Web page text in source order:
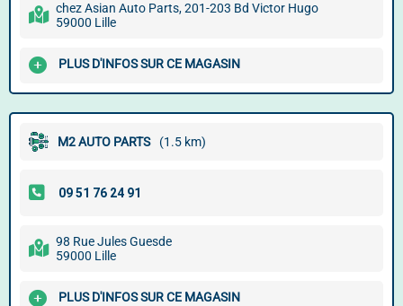
chez Asian Auto Parts, 201-203 Bd Victor Hugo
59000 Lille
PLUS D'INFOS SUR CE MAGASIN
M2 AUTO PARTS (1.5 km)
98 Rue Jules Guesde
59000 Lille
PLUS D'INFOS SUR CE MAGASIN